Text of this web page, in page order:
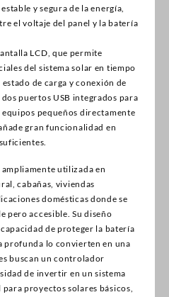
y segura de la energía,
el voltaje del panel y la batería
LCD, que permite
del sistema solar en tiempo
de carga y conexión de
puertos USB integrados para
pequeños directamente
gran funcionalidad en
ampliamente utilizada en
cabañas, viviendas
domésticas donde se
pero accesible. Su diseño
de proteger la batería
profunda lo convierten en una
buscan un controlador
de invertir en un sistema
para proyectos solares básicos,